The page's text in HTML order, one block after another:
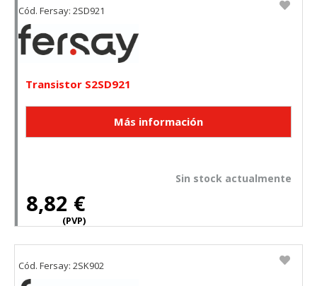
Transistor S2SD921
8,82 €
(PVP)
Sin stock actualmente
Cód. Fersay: 2SD921
Cód. Fersay: 2SK902